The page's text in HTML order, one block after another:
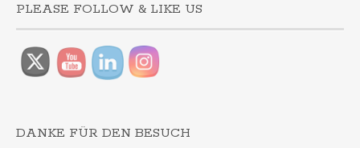
PLEASE FOLLOW & LIKE US
DANKE FÜR DEN BESUCH